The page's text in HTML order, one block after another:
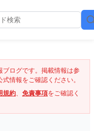
ログです。掲載情報は参
情報をご確認ください。
規約、 免責事項をご確認く